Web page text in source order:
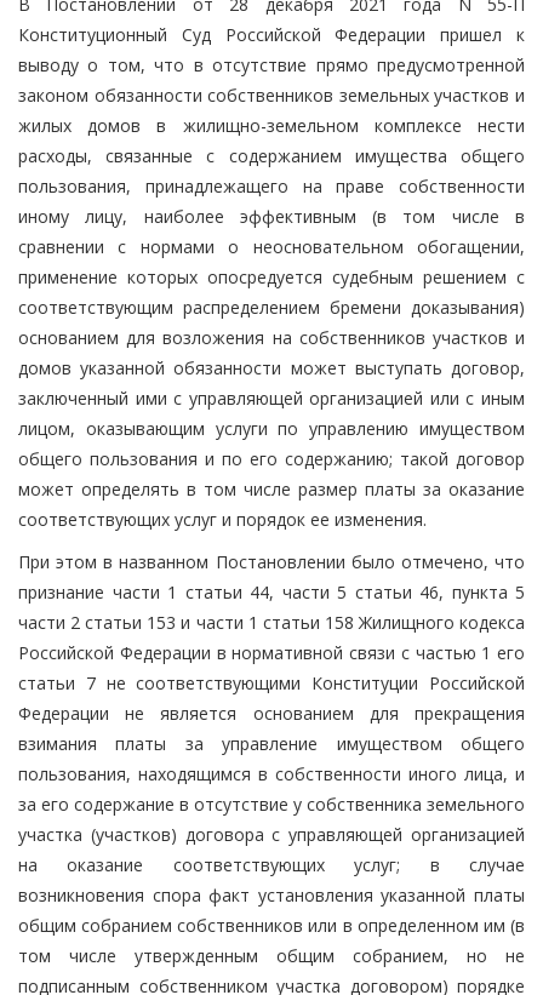
Конституционный Суд Российской Федерации пришел к
выводу о том, что в отсутствие прямо предусмотренной
законом обязанности собственников земельных участков и
жилых домов в жилищно-земельном комплексе нести
расходы, связанные с содержанием имущества общего
пользования, принадлежащего на праве собственности
иному лицу, наиболее эффективным (в том числе в
сравнении с нормами о неосновательном обогащении,
применение которых опосредуется судебным решением с
соответствующим распределением бремени доказывания)
основанием для возложения на собственников участков и
домов указанной обязанности может выступать договор,
заключенный ими с управляющей организацией или с иным
лицом, оказывающим услуги по управлению имуществом
общего пользования и по его содержанию; такой договор
может определять в том числе размер платы за оказание
соответствующих услуг и порядок ее изменения.
При этом в названном Постановлении было отмечено, что
признание части 1 статьи 44, части 5 статьи 46, пункта 5
части 2 статьи 153 и части 1 статьи 158 Жилищного кодекса
Российской Федерации в нормативной связи с частью 1 его
статьи 7 не соответствующими Конституции Российской
Федерации не является основанием для прекращения
взимания платы за управление имуществом общего
пользования, находящимся в собственности иного лица, и
за его содержание в отсутствие у собственника земельного
участка (участков) договора с управляющей организацией
на оказание соответствующих услуг; в случае
возникновения спора факт установления указанной платы
общим собранием собственников или в определенном им (в
том числе утвержденным общим собранием, но не
подписанным собственником участка договором) порядке